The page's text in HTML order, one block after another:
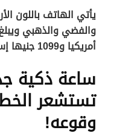
يأتي الهاتف باللون
أمريكيا و1099 جنيها إسترلينيا في بريطانيا.
ساعة ذكية
تستشعر
وقوعه!